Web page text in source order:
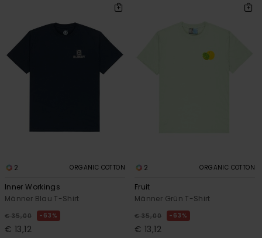
2 ORGANIC COTTON
Inner Workings
Männer Blau T-Shirt
€ 35,00 63%
€ 13,12
2 ORGANIC COTTON
Fruit
Männer Grün T-Shirt
€ 35,00 63%
€ 13,12